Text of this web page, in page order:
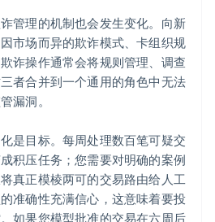
管理的机制也会发生变化。向新
市场而异的欺诈模式、卡组织规
诈操作通常会将规则管理、调查
者合并到一个通用的角色中无法
漏洞。
是目标。每周处理数百笔可疑交
积压任务；您需要对明确的案例
真正模棱两可的交易路由给人工
准确性充满信心，这意味着要投
如果您模型批准的交易在六周后